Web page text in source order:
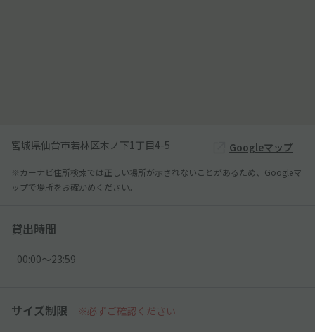
宮城県仙台市若林区木ノ下1丁目4-5 Googleマップ
※カーナビ住所検索では正しい場所が示されないことがあるため、Googleマ
ップで場所をお確かめください。
貸出時間
00:00〜23:59
サイズ制限 ※必ずご確認ください